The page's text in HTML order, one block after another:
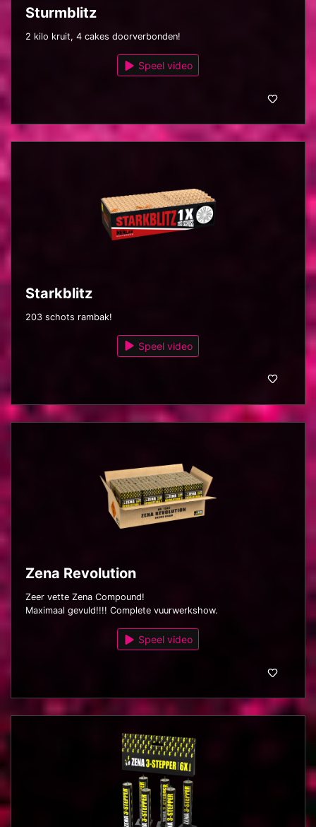
Sturmblitz
2 kilo kruit, 4 cakes doorverbonden!
Speel video
Starkblitz
203 schots rambak!
Speel video
Zena Revolution
Zeer vette Zena Compound!
Maximaal gevuld!!!! Complete vuurwerkshow.
Speel video